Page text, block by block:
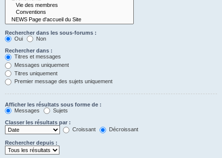
Rechercher dans les sous-forums :
Oui
Non
Rechercher dans :
Titres et messages
Messages uniquement
Titres uniquement
Premier message des sujets uniquement
Afficher les résultats sous forme de :
Messages
Sujets
Classer les résultats par :
Croissant
Décroissant
Rechercher depuis :